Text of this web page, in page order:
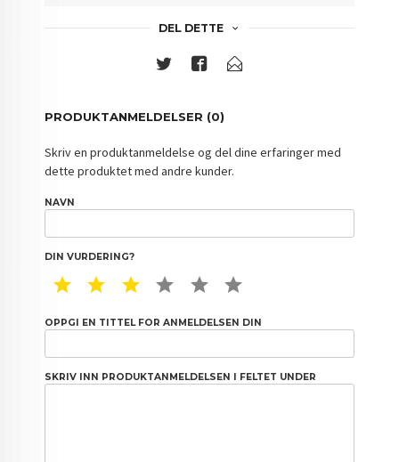
DEL DETTE
PRODUKTANMELDELSER (0)
Skriv en produktanmeldelse og del dine erfaringer med
dette produktet med andre kunder.
NAVN
DIN VURDERING?
1 STAR2 STAR3 STAR4 STAR5 STAR
OPPGI EN TITTEL FOR ANMELDELSEN DIN
SKRIV INN PRODUKTANMELDELSEN I FELTET UNDER